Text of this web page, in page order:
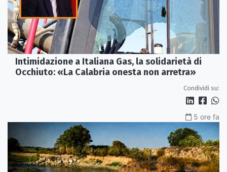
Intimidazione a Italiana Gas, la solidarietà di
Occhiuto: «La Calabria onesta non arretra»
Condividi su:
5 ore fa